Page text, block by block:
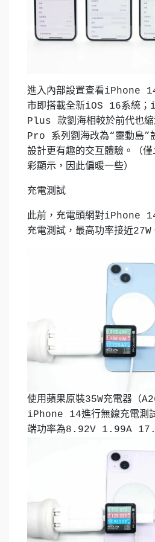
進入內部設置查看iPhone
市即搭載全新iOS 16系統
Plus 款劉海相較於前代也縮
Pro 系列劉海改為“靈動島”
設計更有趣的交互體驗。（
彩顯示，因此偏暖一些）
充電測試
此前，充電頭網對iPhone
充電測試，最高功率接近27W
使用蘋果原裝35W充電器（
iPhone 14進行無線充電測
端功率為8.92V 1.99A